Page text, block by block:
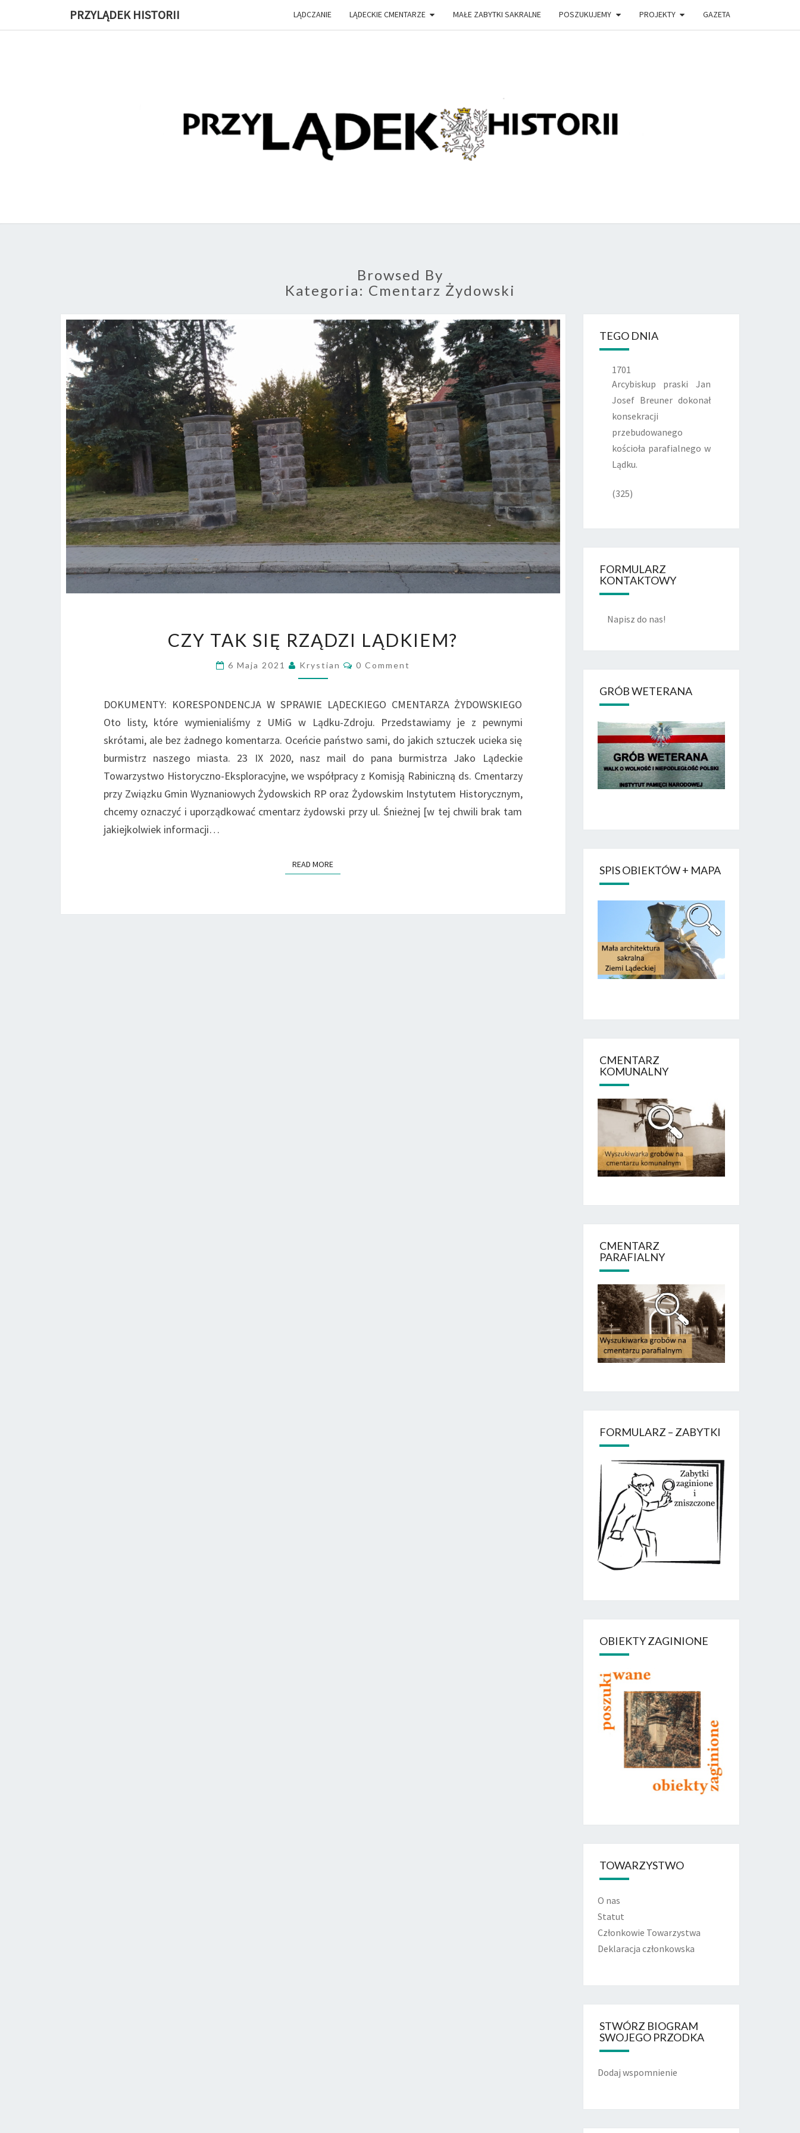
PRZYLĄDEK HISTORII LĄDCZANIE LĄDECKIE CMENTARZE MAŁE ZABYTKI SAKRALNE POSZUKUJEMY PROJEKTY GAZETA
PRZYLĄDEK
Witryna
Lądeckiego
Towarzystwa
Browsed By
Kategoria: Cmentarz Żydowski
TAK
RZĄDZI
CZY TAK SIĘ RZĄDZI LĄDKIEM?
6 Maja 2021 Krystian Comments
0 Comment
DOKUMENTY: KORESPONDENCJA W SPRAWIE LĄDECKIEGO CMENTARZA ŻYDOWSKIEGO
Oto listy, które wymienialiśmy z UMiG w Lądku-Zdroju. Przedstawiamy je z pewnymi
skrótami, ale bez żadnego komentarza. Oceńcie państwo sami, do jakich sztuczek ucieka się
burmistrz naszego miasta. 23 IX 2020, nasz mail do pana burmistrza Jako Lądeckie
Towarzystwo Historyczno-Eksploracyjne, we współpracy z Komisją Rabiniczną ds. Cmentarzy
przy Związku Gmin Wyznaniowych Żydowskich RP oraz Żydowskim Instytutem Historycznym,
chcemy oznaczyć i uporządkować cmentarz żydowski przy ul. Śnieżnej [w tej chwili brak tam
jakiejkolwiek informacji…
READ MOREREAD MORE
TEGO DNIA
1701
Arcybiskup praski Jan
Josef Breuner dokonał
konsekracji
przebudowanego
kościoła parafialnego w
Lądku.
(325)
FORMULARZ
KONTAKTOWY
Napisz do nas!
GRÓB WETERANA
SPIS OBIEKTÓW + MAPA
CMENTARZ
KOMUNALNY
CMENTARZ
PARAFIALNY
FORMULARZ – ZABYTKI
OBIEKTY ZAGINIONE
TOWARZYSTWO
O nas
Statut
Członkowie Towarzystwa
Deklaracja członkowska
STWÓRZ BIOGRAM
SWOJEGO PRZODKA
Dodaj wspomnienie